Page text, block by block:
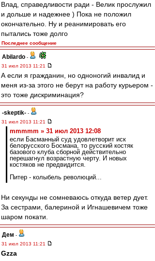
Влад, справедливости ради - Велик прослужил
и дольше и надежнее ) Пока не положил
окончательно. Ну и реанимировать его
пытались тоже долго
Последнее сообщение
Abilardo -
31 июл 2013 11:21
А если я гражданин, но одноногий инвалид и
меня из-за этого не берут на работу курьером -
это тоже дискриминация?
-skeptik- -
31 июл 2013 11:21
mmmmm » 31 июл 2013 12:08
если Басманный суд удовлетворит иск
белорусского Босмана, то русский костяк
базового клуба сборной действительно
перешагнул возрастную черту. И новых
костяков не предвидится.
Питер - колыбель революций...
Ни секунды не сомневаюсь откуда ветер дует.
За сестрами, балериной и Игнашевичем тоже
шаром покати.
Дем -
31 июл 2013 11:21
Gzza